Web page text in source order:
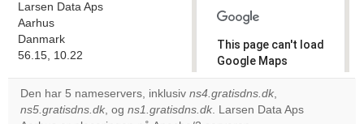
Larsen Data Aps
Aarhus
Danmark
56.15, 10.22
This page can't load
Google Maps
correctly.
Do you
Den har 5 nameservers, inklusiv ns4.gratisdns.dk,
ns5.gratisdns.dk, og ns1.gratisdns.dk. Larsen Data Aps